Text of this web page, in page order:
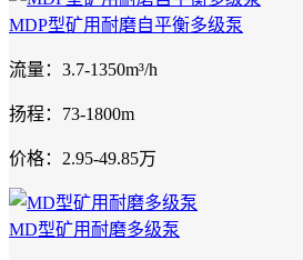
MDP型矿用耐磨自平衡多级泵
流量：3.7-1350m³/h
扬程：73-1800m
价格：2.95-49.85万
MD型矿用耐磨多级泵